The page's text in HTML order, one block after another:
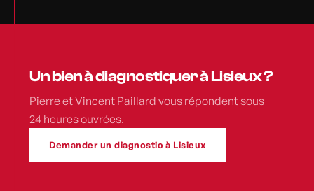
Un bien à diagnostiquer à Lisieux ?
Pierre et Vincent Paillard vous répondent sous
24 heures ouvrées.
Demander un diagnostic à Lisieux